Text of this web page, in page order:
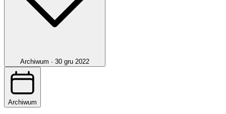
Archiwum · 30 gru 2022
Archiwum